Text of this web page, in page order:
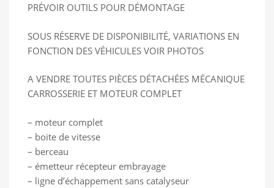
PRÉVOIR OUTILS POUR DÉMONTAGE
SOUS RÉSERVE DE DISPONIBILITÉ, VARIATIONS EN
FONCTION DES VÉHICULES VOIR PHOTOS
A VENDRE TOUTES PIÈCES DÉTACHÉES MÉCANIQUE
CARROSSERIE ET MOTEUR COMPLET
– moteur complet
– boite de vitesse
– berceau
– émetteur récepteur embrayage
– ligne d’échappement sans catalyseur